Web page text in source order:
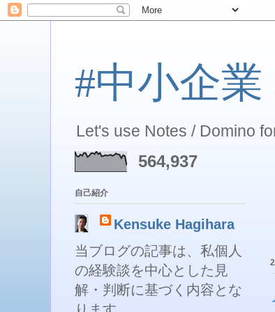
#中小企業
Let's use Notes / Domino
564,937
自己紹介
Kensuke Hagihara
当ブログの記事は、私個人
の経験談を中心とした見
解・判断に基づく内容とな